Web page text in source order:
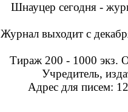
Шнауцер сегодня -
Журнал выходит с
Тираж 200 - 1000 экз.
Учредитель,
Адрес для писем: